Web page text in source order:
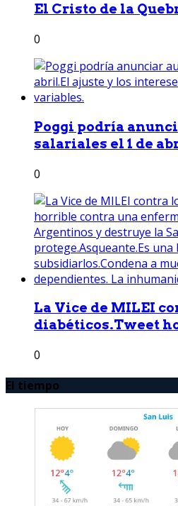
El Cristo de la
0
Poggi podría
salariales el 1 de
0
La Vice de MILEI
diabéticos.Tweet
0
El tiempo